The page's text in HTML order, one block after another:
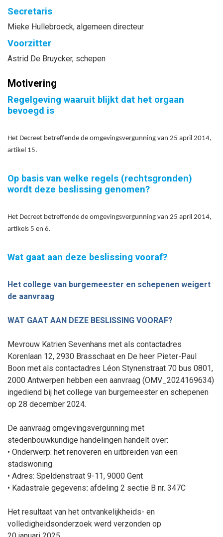
Secretaris
Mieke Hullebroeck, algemeen directeur
Voorzitter
Astrid De Bruycker, schepen
Motivering
Regelgeving waaruit blijkt dat het orgaan
bevoegd is
Het Decreet betreffende de omgevingsvergunning van 25 april 2014,
artikel 15.
Op basis van welke regels (rechtsgronden)
wordt deze beslissing genomen?
Het Decreet betreffende de omgevingsvergunning van 25 april 2014,
artikels 5 en 6.
Wat gaat aan deze beslissing vooraf?
Het college van burgemeester en schepenen weigert
de aanvraag.
WAT GAAT AAN DEZE BESLISSING VOORAF?
Mevrouw Katrien Sevenhans met als contactadres
Korenlaan 12, 2930 Brasschaat en De heer Pieter-Paul
Boon met als contactadres Léon Stynenstraat 70 bus 0801,
2000 Antwerpen hebben een aanvraag (OMV_2024169634)
ingediend bij het college van burgemeester en schepenen
op 28 december 2024.
De aanvraag omgevingsvergunning met
stedenbouwkundige handelingen handelt over:
• Onderwerp: het renoveren en uitbreiden van een
stadswoning
• Adres: Speldenstraat 9-11, 9000 Gent
• Kadastrale gegevens: afdeling 2 sectie B nr. 347C
Het resultaat van het ontvankelijkheids- en
volledigheidsonderzoek werd verzonden op